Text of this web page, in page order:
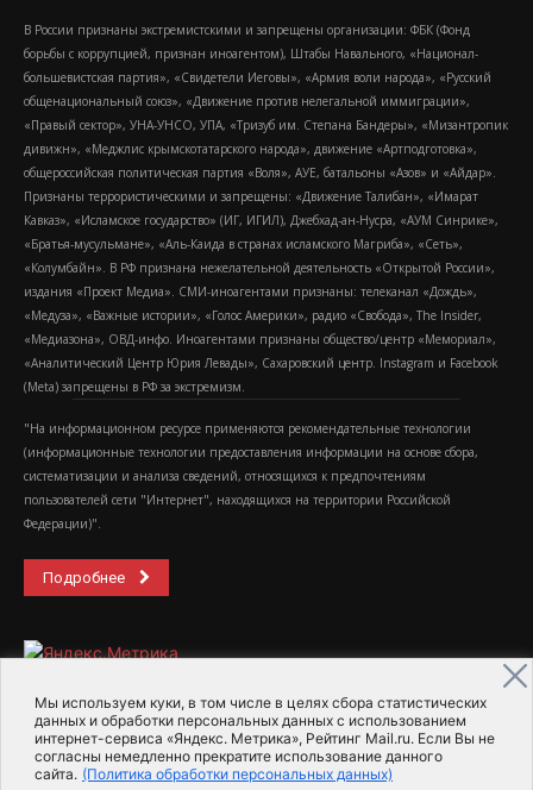
Мы используем куки, в том числе в целях сбора статистических
данных и обработки персональных данных с использованием
интернет-сервиса «Яндекс. Метрика», Рейтинг Mail.ru. Если Вы не
согласны немедленно прекратите использование данного
сайта. (Политика обработки персональных данных)
В России признаны экстремистскими и запрещены организации: ФБК (Фонд
борьбы с коррупцией, признан иноагентом), Штабы Навального, «Национал-
большевистская партия», «Свидетели Иеговы», «Армия воли народа», «Русский
общенациональный союз», «Движение против нелегальной иммиграции»,
«Правый сектор», УНА-УНСО, УПА, «Тризуб им. Степана Бандеры», «Мизантропик
дивижн», «Меджлис крымскотатарского народа», движение «Артподготовка»,
общероссийская политическая партия «Воля», АУЕ, батальоны «Азов» и «Айдар».
Признаны террористическими и запрещены: «Движение Талибан», «Имарат
Кавказ», «Исламское государство» (ИГ, ИГИЛ), Джебхад-ан-Нусра, «АУМ Синрике»,
«Братья-мусульмане», «Аль-Каида в странах исламского Магриба», «Сеть»,
«Колумбайн». В РФ признана нежелательной деятельность «Открытой России»,
издания «Проект Медиа». СМИ-иноагентами признаны: телеканал «Дождь»,
«Медуза», «Важные истории», «Голос Америки», радио «Свобода», The Insider,
«Медиазона», ОВД-инфо. Иноагентами признаны общество/центр «Мемориал»,
«Аналитический Центр Юрия Левады», Сахаровский центр. Instagram и Facebook
(Metа) запрещены в РФ за экстремизм.
"На информационном ресурсе применяются рекомендательные технологии
(информационные технологии предоставления информации на основе сбора,
систематизации и анализа сведений, относящихся к предпочтениям
пользователей сети "Интернет", находящихся на территории Российской
Федерации)".
Подробнее
2015-2026- Информационное агентство МедиаПоток